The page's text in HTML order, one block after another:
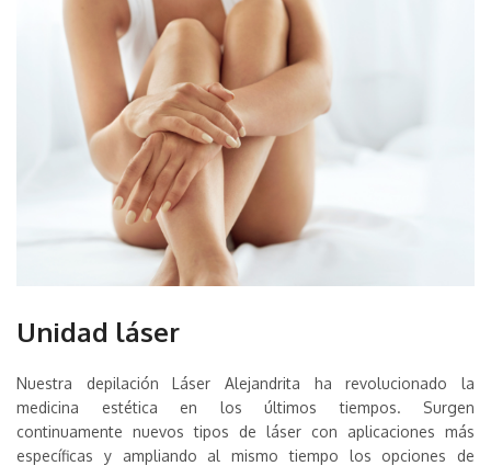
Unidad láser
Nuestra depilación Láser Alejandrita ha revolucionado la
medicina estética en los últimos tiempos. Surgen
continuamente nuevos tipos de láser con aplicaciones más
específicas y ampliando al mismo tiempo los opciones de